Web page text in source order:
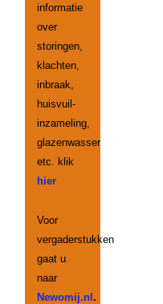
informatie
over
storingen,
klachten,
inbraak,
huisvuil-
inzameling,
glazenwasser
etc. klik
hier
Voor
vergaderstukken
gaat u
naar
Newomij.nl.